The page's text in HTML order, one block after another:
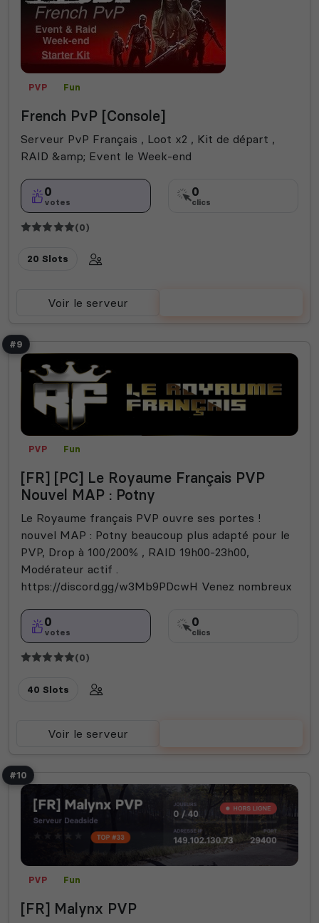
PVP Fun
French PvP [Console]
Serveur PvP Français , Loot x2 , Kit de départ ,
RAID &amp; Event le Week-end
0
votes
0
clics
(0)
20 Slots
Voir le serveur
#9
PVP Fun
[FR] [PC] Le Royaume Français PVP
Nouvel MAP : Potny
Le Royaume français PVP ouvre ses portes !
nouvel MAP : Potny beaucoup plus adapté pour le
PVP, Drop à 100/200% , RAID 19h00-23h00,
Modérateur actif .
https://discord.gg/w3Mb9PDcwH Venez nombreux
0
votes
0
clics
(0)
40 Slots
Voir le serveur
#10
PVP Fun
[FR] Malynx PVP